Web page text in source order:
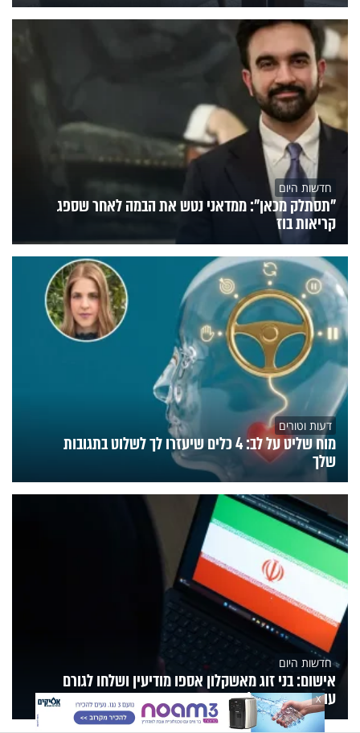
חדשות היום
"תסתלק מכאן": ממדאני נטש את הבמה לאחר שספג
קריאות בוז
דעות וטורים
מוח שליט על לב: 4 כלים שיעזרו לך לשלוט בתגובות
שלך
חדשות היום
אישום: בני זוג מאשקלון אספו מודיעין ושלחו לגורם
עוין תמורת תשלום
X